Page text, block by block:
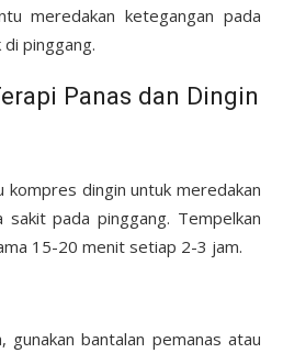
meredakan ketegangan pada
pinggang.
Panas dan Dingin
kompres dingin untuk meredakan
sakit pada pinggang. Tempelkan
15-20 menit setiap 2-3 jam.
bantalan pemanas atau